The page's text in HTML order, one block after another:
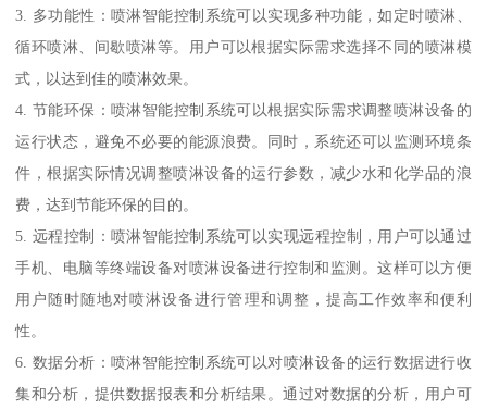
3. 多功能性：喷淋智能控制系统可以实现多种功能，如定时喷淋、
循环喷淋、间歇喷淋等。用户可以根据实际需求选择不同的喷淋模
式，以达到佳的喷淋效果。
4. 节能环保：喷淋智能控制系统可以根据实际需求调整喷淋设备的
运行状态，避免不必要的能源浪费。同时，系统还可以监测环境条
件，根据实际情况调整喷淋设备的运行参数，减少水和化学品的浪
费，达到节能环保的目的。
5. 远程控制：喷淋智能控制系统可以实现远程控制，用户可以通过
手机、电脑等终端设备对喷淋设备进行控制和监测。这样可以方便
用户随时随地对喷淋设备进行管理和调整，提高工作效率和便利
性。
6. 数据分析：喷淋智能控制系统可以对喷淋设备的运行数据进行收
集和分析，提供数据报表和分析结果。通过对数据的分析，用户可